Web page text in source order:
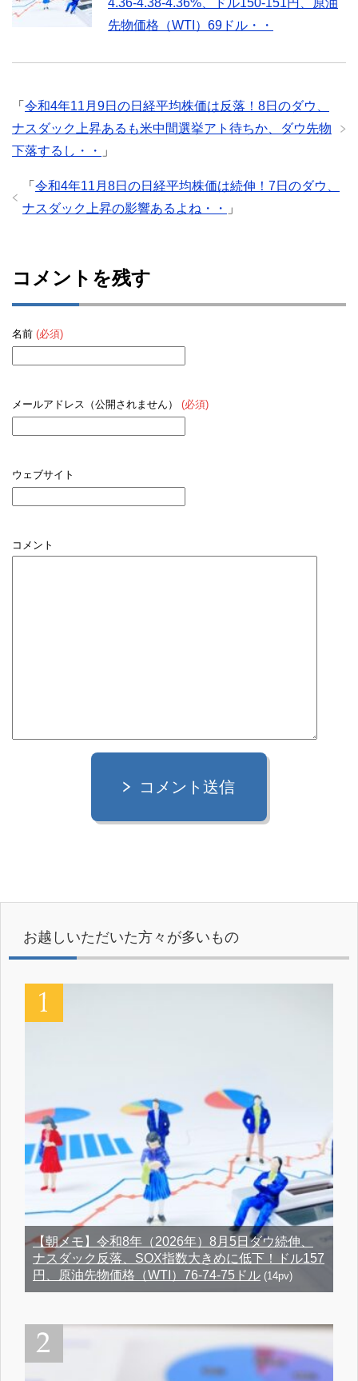
4.36-4.38-4.36%、ドル150-151円、原油
先物価格（WTI）69ドル・・
「 令和4年11月9日の日経平均株価は反落！8日のダウ、
ナスダック上昇あるも米中間選挙アト待ちか、ダウ先物
下落するし・・
」
「 令和4年11月8日の日経平均株価は続伸！7日のダウ、
ナスダック上昇の影響あるよね・・
」
コメントを残す
名前 (必須)
メールアドレス（公開されません） (必須)
ウェブサイト
コメント
コメント送信
お越しいただいた方々が多いもの
【朝メモ】令和8年（2026年）8月5日ダウ続伸、
ナスダック反落、SOX指数大きめに低下！ドル157
円、原油先物価格（WTI）76-74-75ドル (14pv)